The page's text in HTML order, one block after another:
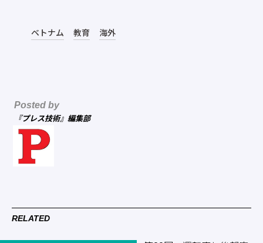
ベトナム 教育 海外
Posted by
『プレス技術』編集部
RELATED